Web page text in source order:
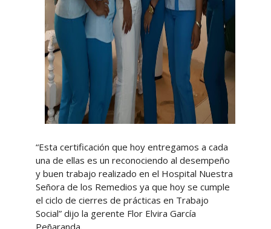
“Esta certificación que hoy entregamos a cada
una de ellas es un reconociendo al desempeño
y buen trabajo realizado en el Hospital Nuestra
Señora de los Remedios ya que hoy se cumple
el ciclo de cierres de prácticas en Trabajo
Social” dijo la gerente Flor Elvira García
Peñaranda.